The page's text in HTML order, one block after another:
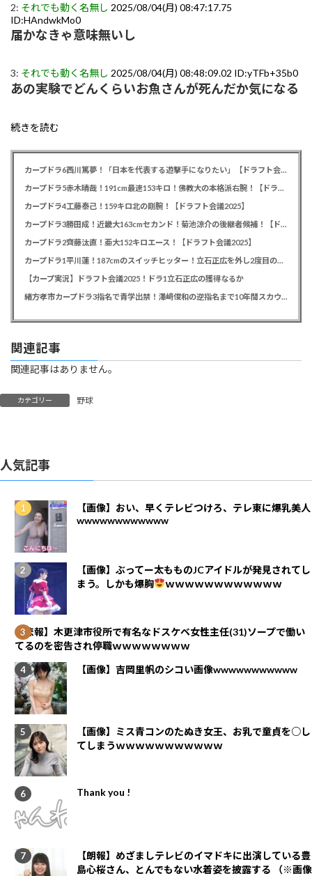
2: それでも動く名無し 2025/08/04(月) 08:47:17.75
ID:HAndwkMo0
届かなきゃ意味無いし
3: それでも動く名無し 2025/08/04(月) 08:48:09.02 ID:yTFb+35b0
あの実験でどんくらいお魚さんが死んだか気になる
続きを読む
カープドラ6西川篤夢！「日本を代表する遊撃手になりたい」【ドラフト会議2025】
カープドラ5赤木晴哉！191cm最速153キロ！佛教大の本格派右腕！【ドラフト会議2025】
カープドラ4工藤泰己！159キロ北の剛腕！【ドラフト会議2025】
カープドラ3勝田成！近畿大163cmセカンド！菊池涼介の後継者候補！【ドラフト会議2025】
カープドラ2齊藤汰直！亜大152キロエース！【ドラフト会議2025】
カープドラ1平川蓮！187cmのスイッチヒッター！立石正広を外し2度目の重複も新井監督がクジを引き当てる！【ドラフト会議2025】
【カープ実況】ドラフト会議2025！ドラ1立石正広の獲得なるか
緒方孝市カープドラ3指名で青学出禁！澤﨑俊和の逆指名まで10年間スカウト出禁
関連記事
関連記事はありません。
カテゴリー 野球
人気記事
【画像】おい、早くテレビつけろ、テレ東に爆乳美人
wwwwwwwwwwww
【画像】ぶってー太もものJCアイドルが発見されてし
まう。しかも爆胸
ｗｗｗｗｗｗｗｗｗｗｗｗ
【悲報】木更津市役所で有名なドスケベ女性主任(31)ソープで働い
てるのを密告され停職ｗｗｗｗｗｗｗｗ
【画像】吉岡里帆のシコい画像wwwwwwwwwww
【画像】ミス青コンのたぬき女王、お乳で童貞を○し
てしまうｗｗｗｗｗｗｗｗｗｗｗ
Thank you !
【朗報】めざましテレビのイマドキに出演している豊
島心桜さん、とんでもない水着姿を披露する （※画像